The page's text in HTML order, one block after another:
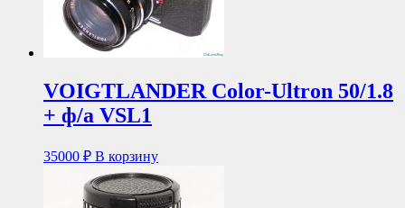
VOIGTLANDER Color-Ultron 50/1.8
+ ф/а VSL1
35000 ₽ В корзину